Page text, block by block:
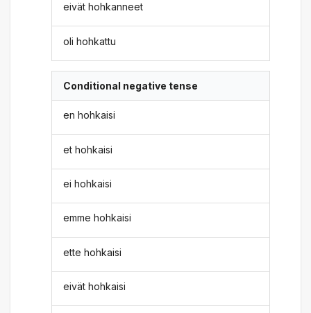
eivät hohkanneet
oli hohkattu
Conditional negative tense
en hohkaisi
et hohkaisi
ei hohkaisi
emme hohkaisi
ette hohkaisi
eivät hohkaisi